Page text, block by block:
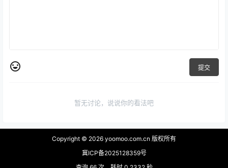
提交
暂无讨论，说说你的看法吧
Copyright © 2026 yoomoo.com.cn 版权所有
冀ICP备2025128359号